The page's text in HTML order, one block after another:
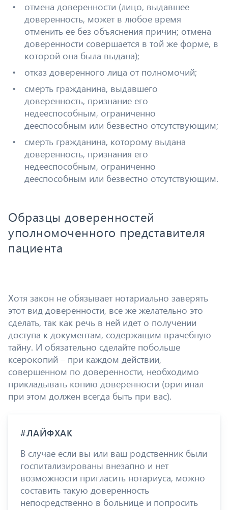
отмена доверенности (лицо, выдавшее
доверенность, может в любое время
отменить ее без объяснения причин; отмена
доверенности совершается в той же форме, в
которой она была выдана);
отказ доверенного лица от полномочий;
смерть гражданина, выдавшего
доверенность, признание его
недееспособным, ограниченно
дееспособным или безвестно отсутствующим;
смерть гражданина, которому выдана
доверенность, признания его
недееспособным, ограниченно
дееспособным или безвестно отсутствующим.
Образцы доверенностей
уполномоченного представителя
пациента
Хотя закон не обязывает нотариально заверять
этот вид доверенности, все же желательно это
сделать, так как речь в ней идет о получении
доступа к документам, содержащим врачебную
тайну. И обязательно сделайте побольше
ксерокопий – при каждом действии,
совершенном по доверенности, необходимо
прикладывать копию доверенности (оригинал
при этом должен всегда быть при вас).
#ЛАЙФХАК
В случае если вы или ваш родственник были
госпитализированы внезапно и нет
возможности пригласить нотариуса, можно
составить такую доверенность
непосредственно в больнице и попросить